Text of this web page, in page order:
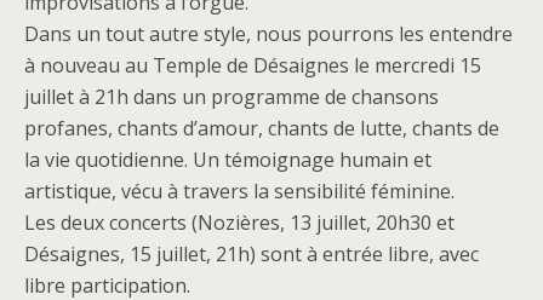
Dans un tout autre style, nous pourrons les entendre
à nouveau au Temple de Désaignes le mercredi 15
juillet à 21h dans un programme de chansons
profanes, chants d’amour, chants de lutte, chants de
la vie quotidienne. Un témoignage humain et
artistique, vécu à travers la sensibilité féminine.
Les deux concerts (Nozières, 13 juillet, 20h30 et
Désaignes, 15 juillet, 21h) sont à entrée libre, avec
libre participation.